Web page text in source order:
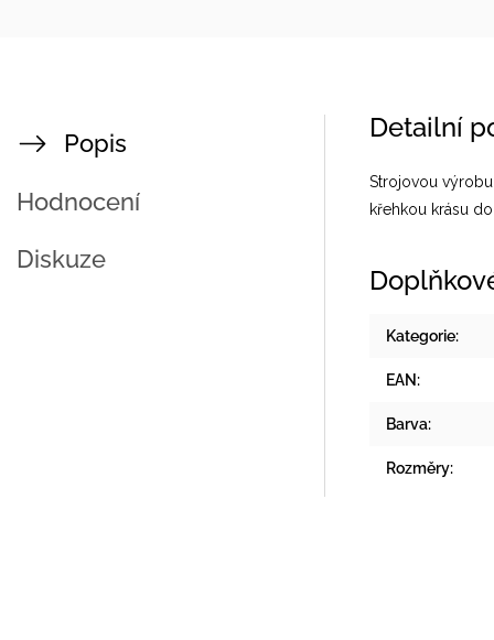
Popis
Hodnocení
Diskuze
Detailní
Strojovou
křehkou krásu
Kategorie:
EAN :
Barva:
Rozměry: